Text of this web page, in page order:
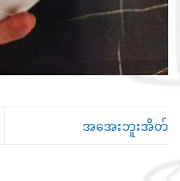
အအေးဘူးအိတ်